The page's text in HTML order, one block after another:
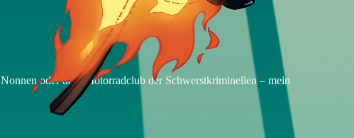
oder dem Motorradclub der Schwerstkriminellen – mein